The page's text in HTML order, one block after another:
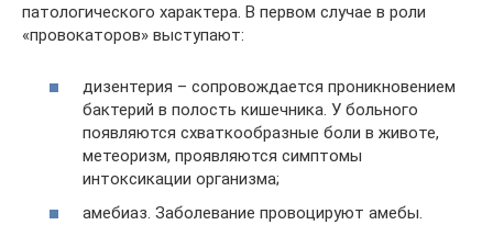
патологического характера. В первом случае в роли
«провокаторов» выступают:
дизентерия – сопровождается проникновением
бактерий в полость кишечника. У больного
появляются схваткообразные боли в животе,
метеоризм, проявляются симптомы
интоксикации организма;
амебиаз. Заболевание провоцируют амебы.